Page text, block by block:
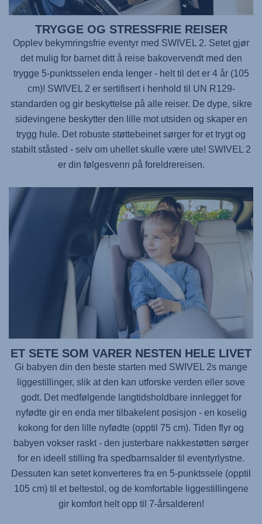
TRYGGE OG STRESSFRIE REISER
Opplev bekymringsfrie eventyr med SWIVEL 2. Setet gjør
det mulig for barnet ditt å reise bakovervendt med den
trygge 5-punktsselen enda lenger - helt til det er 4 år (105
cm)! SWIVEL 2 er sertifisert i henhold til UN R129-
standarden og gir beskyttelse på alle reiser. De dype, sikre
sidevingene beskytter den lille mot utsiden og skaper en
trygg hule. Det robuste støttebeinet sørger for et trygt og
stabilt ståsted - selv om uhellet skulle være ute! SWIVEL 2
er din følgesvenn på foreldrereisen.
ET SETE SOM VARER NESTEN HELE LIVET
Gi babyen din den beste starten med SWIVEL 2s mange
liggestillinger, slik at den kan utforske verden eller sove
godt. Det medfølgende langtidsholdbare innlegget for
nyfødte gir en enda mer tilbakelent posisjon - en koselig
kokong for den lille nyfødte (opptil 75 cm). Tiden flyr og
babyen vokser raskt - den justerbare nakkestøtten sørger
for en ideell stilling fra spedbarnsalder til eventyrlystne.
Dessuten kan setet konverteres fra en 5-punktssele (opptil
105 cm) til et beltestol, og de komfortable liggestillingene
gir komfort helt opp til 7-årsalderen!